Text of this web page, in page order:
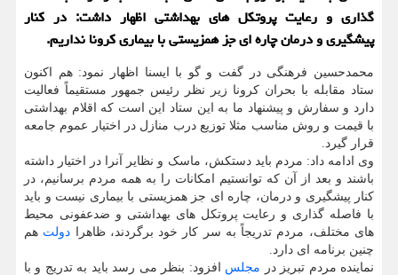
گذاری و رعایت پروتكل های بهداشتی اظهار داشت: در كنار
پیشگیری و درمان چاره ای جز همزیستی با بیماری كرونا نداریم.
محمدحسین فرهنگی در گفت و گو با ایسنا اظهار نمود: هم اکنون
ستاد مقابله با بحران کرونا زیر نظر رئیس جمهور مستقیماً فعالیت
دارد و سفارش و پیشنهاد ما به این ستاد این است که اقلام بهداشتی
با قیمت و روش مناسب مثلا توزیع درب منازل در اختیار عموم جامعه
قرار گیرد.
وی ادامه داد: مردم باید دستکش، ماسک و نظایر آنرا در اختیار داشته
باشند و بعد از آن که توانستیم امکانات را به همه مردم برسانیم، در
کنار پیشگیری و درمان، چاره ای جز همزیستی با بیماری نیست و باید
با فاصله گذاری و رعایت پروتکل های بهداشتی و ضدعفونی محیط
های مختلف، مردم تدریجاً به سر کار خود برگردند، ظاهرا دولت هم
چنین برنامه ای دارد.
نماینده مردم تبریز در مجلس افزود: بنظر می رسد باید به تدریج و با